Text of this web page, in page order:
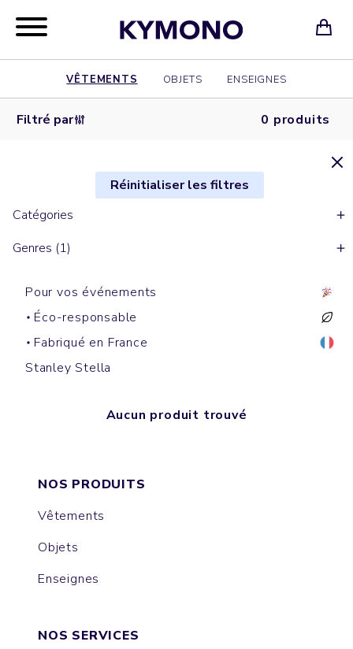
VÊTEMENTS OBJETS ENSEIGNES
Filtré par 0 produits
Réinitialiser les filtres
Catégories
Genres (1)
Pour vos événements
Éco-responsable
Fabriqué en France
Stanley Stella
Aucun produit trouvé
NOS PRODUITS
Vêtements
Objets
Enseignes
NOS SERVICES